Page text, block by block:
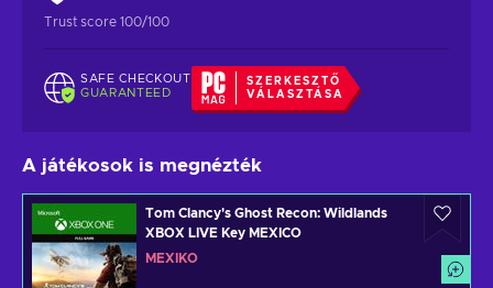
Trust score 100/100
SAFE CHECKOUT
GUARANTEED
SZERKESZTŐ
VÁLASZTÁSA
A játékosok is megnézték
Tom Clancy's Ghost Recon: Wildlands
XBOX LIVE Key MEXICO
MEXIKÓ